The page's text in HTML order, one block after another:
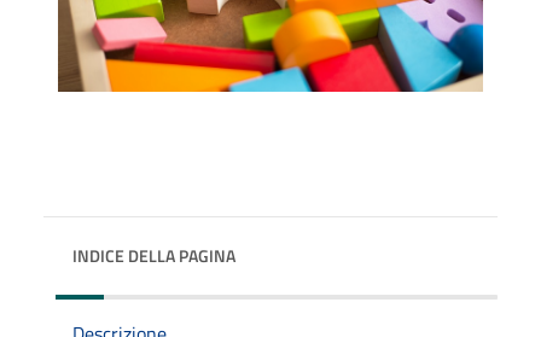
INDICE DELLA PAGINA